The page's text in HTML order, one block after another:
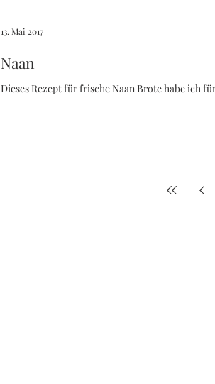
Naan
Dieses Rezept für frische Naan Brote habe ich
13. Mai 2017